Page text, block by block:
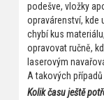
podešve, vložky
opravárenství, kde
chybí kus
opravovat ručně,
laserovým
A takových
Kolik času ještě